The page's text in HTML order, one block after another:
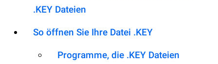
.KEY Dateien
So öffnen Sie Ihre Datei .KEY
Programme, die .KEY Dateien